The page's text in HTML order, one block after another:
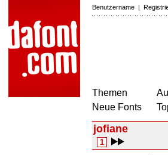
Benutzername |
Themen
Neue Fonts
jofiane
1